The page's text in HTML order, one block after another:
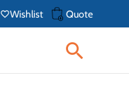
favorite_borderWishlist shopping_cart Quote
